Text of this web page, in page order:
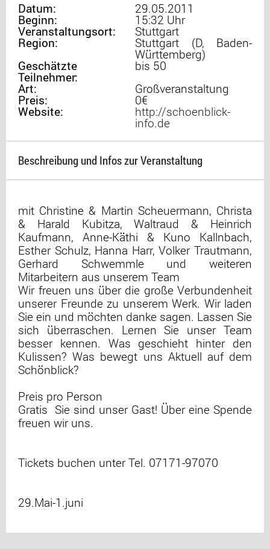
Datum: 29.05.2011
Beginn: 15:32 Uhr
Veranstaltungsort: Stuttgart
Region: Stuttgart (D, Baden-
Württemberg)
Geschätzte
Teilnehmer:
bis 50
Art:
Großveranstaltung
Preis: 0€
Website: http://schoenblick-
info.de
Beschreibung und Infos zur Veranstaltung
mit Christine & Martin Scheuermann, Christa
& Harald Kubitza, Waltraud & Heinrich
Kaufmann, Anne-Käthi & Kuno Kallnbach,
Esther Schulz, Hanna Harr, Volker Trautmann,
Gerhard Schwemmle und weiteren
Mitarbeitern aus unserem Team
Wir freuen uns über die große Verbundenheit
unserer Freunde zu unserem Werk. Wir laden
Sie ein und möchten danke sagen. Lassen Sie
sich überraschen. Lernen Sie unser Team
besser kennen. Was geschieht hinter den
Kulissen? Was bewegt uns Aktuell auf dem
Schönblick?
Preis pro Person
Gratis  Sie sind unser Gast! Über eine Spende
freuen wir uns.
Tickets buchen unter Tel. 07171-97070
29.Mai-1.juni